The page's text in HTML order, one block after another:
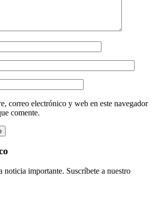
correo electrónico y web en este navegador
comente.
noticia importante. Suscríbete a nuestro